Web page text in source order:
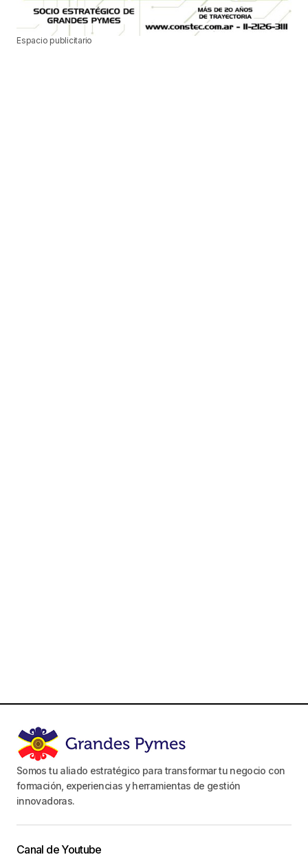
Espacio publicitario
Somos tu aliado estratégico para transformar tu negocio con
formación, experiencias y herramientas de gestión
innovadoras.
Canal de Youtube